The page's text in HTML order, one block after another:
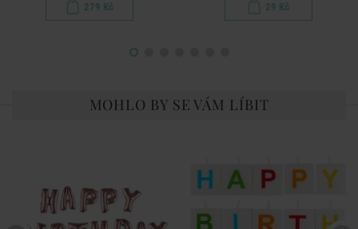
279 Kč 29 Kč
MOHLO BY SE VÁM LÍBIT